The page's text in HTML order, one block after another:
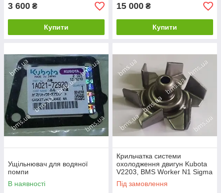
3 600 ₴
Купити
15 000 ₴
Купити
Ущільнювач для водяної
помпи
В наявності
Крильчатка системи
охолодження двигун Kubota
V2203, BMS Worker N1 Sigma
Під замовлення